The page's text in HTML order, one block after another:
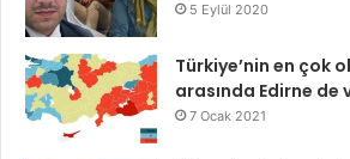
5 Eylül 2020
Türkiye’nin en çok
arasında Edirne de
7 Ocak 2021